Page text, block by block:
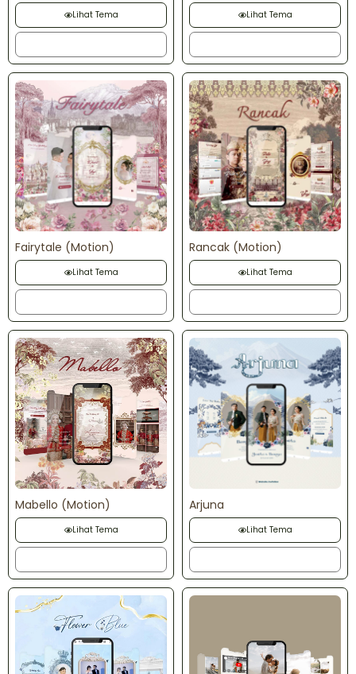
Lihat Tema Lihat Tema
Fairytale (Motion)
Lihat Tema
Rancak (Motion)
Lihat Tema
Mabello (Motion)
Lihat Tema
Arjuna
Lihat Tema